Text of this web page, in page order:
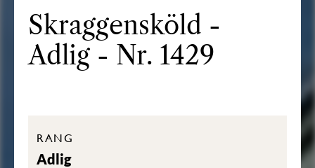
Skraggensköld -
Adlig - Nr. 1429
RANG
Adlig